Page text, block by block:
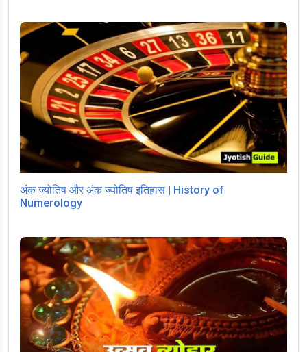
अंक ज्योतिष और अंक ज्योतिष इतिहास | History of
Numerology